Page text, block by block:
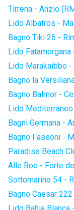
Tirrena - Anzio
Lido Albatros -
Bagno Tiki 26 -
Lido Fatamorgana
Lido Marakaibbo
Bagno la
Bagno Balmor -
Lido Mediterraneo
Bagni Germana -
Bagno Fassoni -
Paradise Beach
Alle Boe - Forte
Sottomarino 54 -
Bagno Caesar